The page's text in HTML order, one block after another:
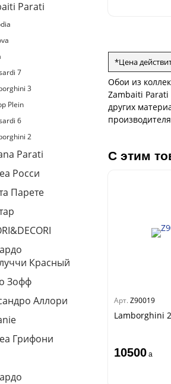
Estate
2 Parati
7
3
Plein
6
2
Parati
3
Yudashkin 5
Росси
Парете
3
Красный
Зофф
Аллори
сезона
Грифони
*Цена
Обои из
Zambaiti Parati
других
С этим
Арт. Z90019
Lamborghini
10500 a